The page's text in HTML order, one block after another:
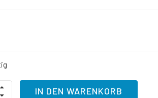
IN DEN WARENKORB